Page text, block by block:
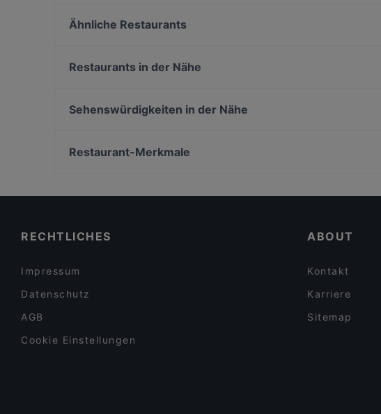
Ähnliche Restaurants
ChiMi Berlin
Restaurants in der Nähe
Galbi-House Korean Cuisine
Sehenswürdigkeiten in der Nähe
Bahnhof Rosenthaler Platz, Berlin
Restaurant-Merkmale
RECHTLICHES
Impressum
Datenschutz
AGB
Cookie Einstellungen
ABOUT
Kontakt
Karriere
Sitemap